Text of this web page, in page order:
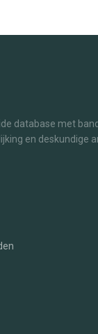
database met
en deskundige